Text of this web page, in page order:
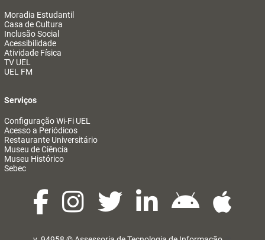
Moradia Estudantil
Casa de Cultura
Inclusão Social
Acessibilidade
Atividade Física
TV UEL
UEL FM
Serviços
Configuração Wi-Fi UEL
Acesso a Periódicos
Restaurante Universitário
Museu de Ciência
Museu Histórico
Sebec